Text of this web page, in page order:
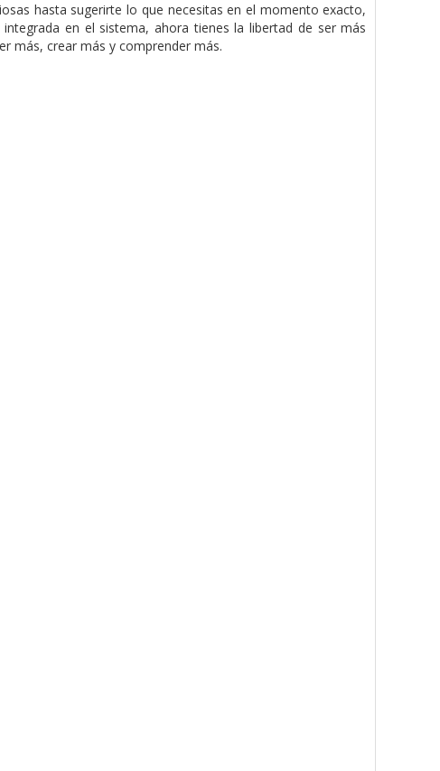
hasta sugerirte lo que necesitas en el momento exacto,
en el sistema, ahora tienes la libertad de ser más
más, crear más y comprender más.